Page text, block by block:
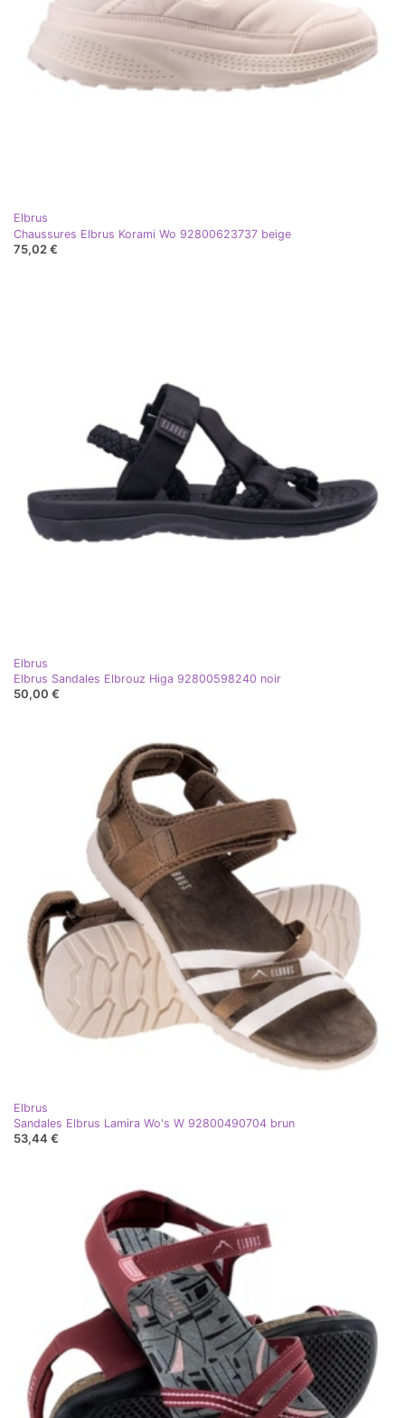
Elbrus
Chaussures Elbrus Korami Wo 92800623737 beige
75,02 €
Elbrus
Elbrus Sandales Elbrouz Higa 92800598240 noir
50,00 €
Elbrus
Sandales Elbrus Lamira Wo's W 92800490704 brun
53,44 €